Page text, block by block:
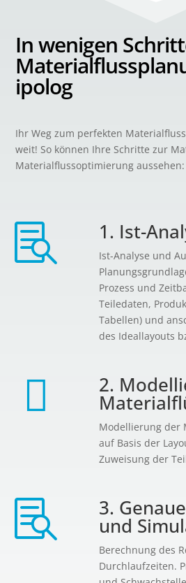
In wenigen
ipolog
Ihr Weg zum perfekten
weit! So können Ihre Schritte zur
Materialflussoptimierung aussehen:
 1. Ist-
Ist-Analyse und
Prozess und
Teiledaten,
Tabellen) und
des Ideallayouts
 2.
Modellierung der
auf Basis der
Zuweisung der
 3.
und
Berechnung des
Durchlaufzeiten.